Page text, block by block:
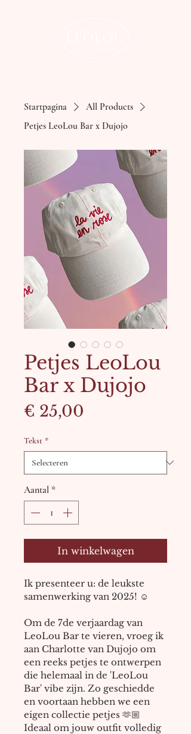
Startpagina
All Products
Petjes LeoLou Bar x Dujojo
Petjes LeoLou
Bar x Dujojo
€ 25,00
Tekst *
Aantal *
In winkelwagen
Ik presenteer u: de leukste
samenwerking van 2025! ☺️
Om de 7de verjaardag van
LeoLou Bar te vieren, vroeg ik
aan Charlotte van Dujojo om
een reeks petjes te ontwerpen
die helemaal in de 'LeoLou
Bar' vibe zijn. Zo geschiedde
en voortaan hebben we een
eigen collectie petjes 🫶🏼
Ideaal om jouw outfit volledig